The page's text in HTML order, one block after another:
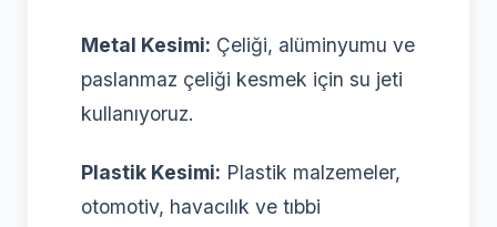
Metal Kesimi: Çeliği, alüminyumu ve
paslanmaz çeliği kesmek için su jeti
kullanıyoruz.
Plastik Kesimi: Plastik malzemeler,
otomotiv, havacılık ve tıbbi